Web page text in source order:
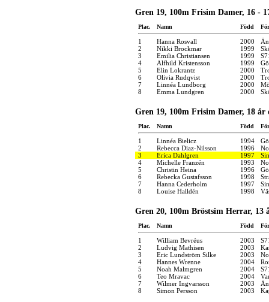
Gren 19, 100m Frisim Damer, 16 -
Plac. Namn Född
1 Hanna Rosvall 2000
2
Nikki Brockmar 1999
3
Emilia Christiansen 1999
4
Alfhild Kristensson 1999
5
Elin Lokrantz 2000
6
Olivia Rudqvist 2000
7
Linnéa Lundborg 2000
8
Emma Lundgren 2000
Gren 19, 100m Frisim Damer, 18 år
Plac. Namn Född
1 Linnéa Bielicz 1994
2
Rebecca Diaz-Nilsson 1996
3
Erica Dahlgren 1997
4
Michelle Franzén 1993
5
Christin Heina 1996
6
Rebecka Gustafsson 1998
7
Hanna Cederholm 1997
8
Louise Halldén 1998
Gren 20, 100m Bröstsim Herrar, 13
Plac. Namn Född
1 William Bevréus 2003
2
Ludvig Mathisen 2003
3
Eric Lundström Silke 2003
4
Hannes Wrenne 2004
5
Noah Malmgren 2004
6
Teo Mravac 2004
7
Wilmer Ingvarsson 2003
8
Simon Persson 2003